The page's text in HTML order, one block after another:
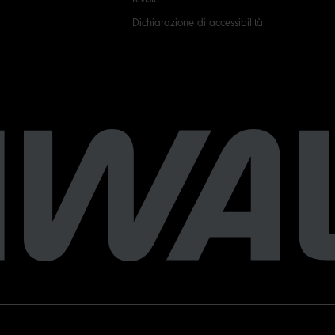
Dichiarazione di accessibilità